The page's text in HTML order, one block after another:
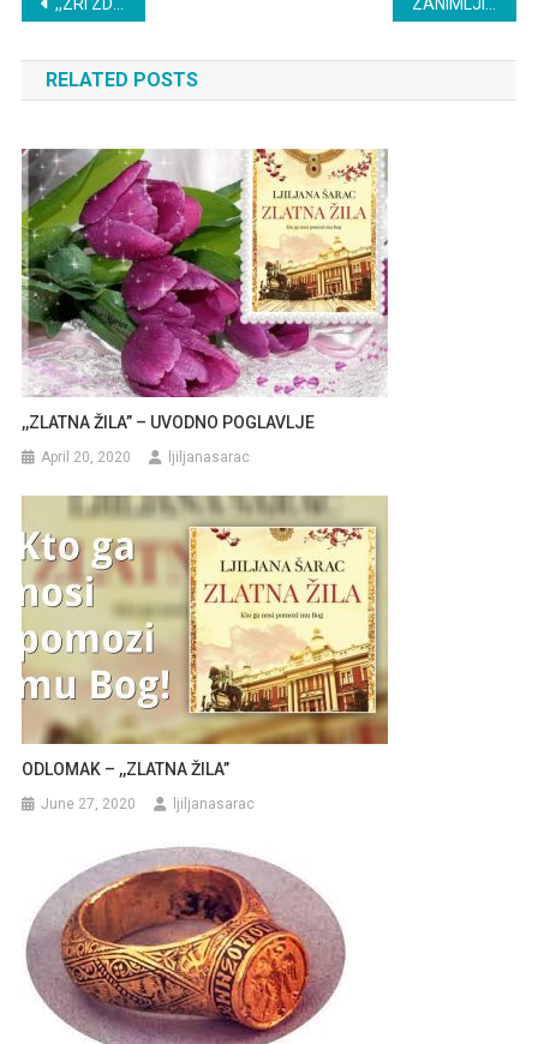
navigation
RELATED POSTS
,,ZLATNA ŽILA” – UVODNO POGLAVLJE
April 20, 2020 ljiljanasarac
ODLOMAK – ,,ZLATNA ŽILA”
June 27, 2020 ljiljanasarac